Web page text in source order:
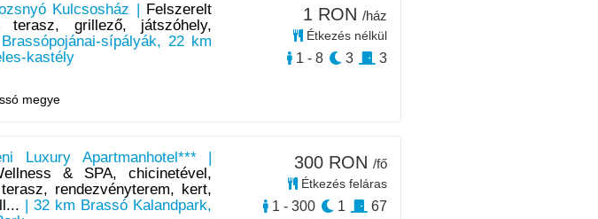
Kulcsosház |
Felszerelt
terasz, grillező, játszóhely,
sípályák, 22 km
kastély
megye
1 RON /ház
Étkezés nélkül
1 - 8 3 3
Luxury Apartmanhotel*** |
& SPA, chicinetével,
rendezvényterem, kert,
| 32 km Brassó Kalandpark,
300 RON /fő
Étkezés feláras
1 - 300 1 67